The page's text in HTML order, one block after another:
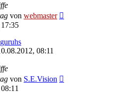
von webmaster
08:11
von S.E.Vision